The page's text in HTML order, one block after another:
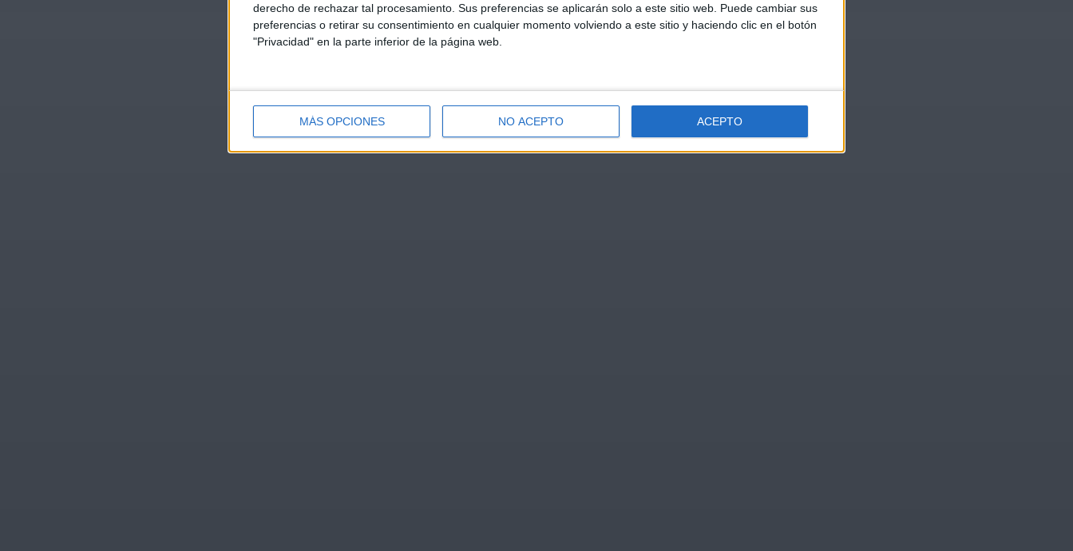
derecho de rechazar tal procesamiento. Sus preferencias se aplicarán solo a este sitio web. Puede cambiar sus
preferencias o retirar su consentimiento en cualquier momento volviendo a este sitio y haciendo clic en el botón
"Privacidad" en la parte inferior de la página web.
MÁS OPCIONES NO ACEPTO ACEPTO